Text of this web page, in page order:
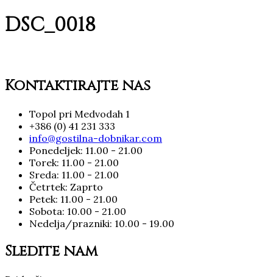
DSC_0018
Kontaktirajte nas
Topol pri Medvodah 1
+386 (0) 41 231 333
info@gostilna-dobnikar.com
Ponedeljek: 11.00 - 21.00
Torek: 11.00 - 21.00
Sreda: 11.00 - 21.00
Četrtek: Zaprto
Petek: 11.00 - 21.00
Sobota: 10.00 - 21.00
Nedelja/prazniki: 10.00 - 19.00
Sledite nam